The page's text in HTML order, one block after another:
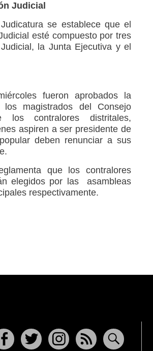
Judicial
se establece que el
esté compuesto por tres
la Junta Ejecutiva y el
fueron aprobados la
magistrados del Consejo
contralores distritales,
aspiren a ser presidente de
deben renunciar a sus
que los contralores
elegidos por las asambleas
respectivamente.